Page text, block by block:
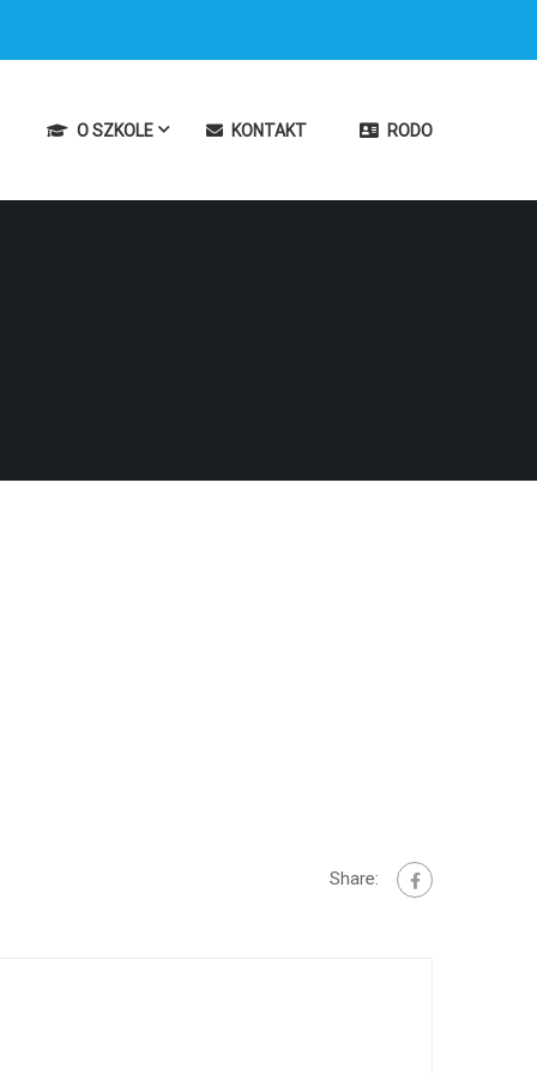
O SZKOLE KONTAKT RODO
Share: